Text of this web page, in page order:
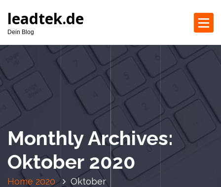
o
leadtek.de
Dein Blog
Monthly Archives:
Oktober 2020
Home 2020 Oktober